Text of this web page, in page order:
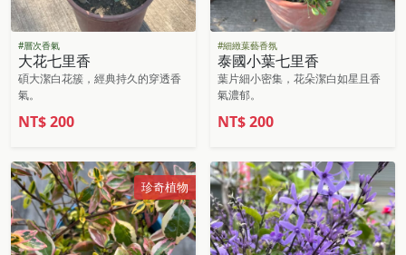
#層次香氣
大花七里香
碩大潔白花簇，經典持久的穿透香
氣。
NT$200
#細緻葉藝香氛
泰國小葉七里香
葉片細小密集，花朵潔白如星且香
氣濃郁。
NT$200
珍奇植物